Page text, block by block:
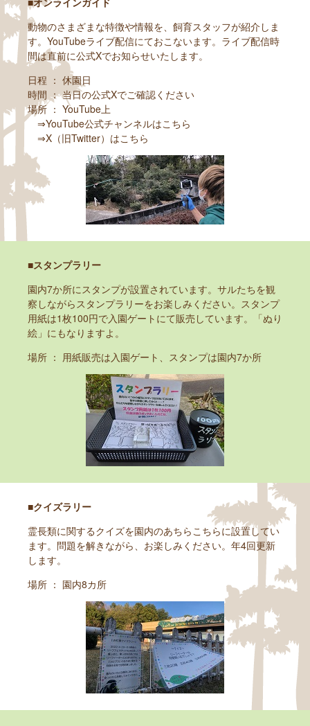
動物のさまざまな特徴や情報を、飼育スタッフが紹介しま
す。YouTubeライブ配信にておこないます。ライブ配信時
間は直前に公式Xでお知らせいたします。
日程 ： 休園日
時間 ： 当日の公式Xでご確認ください
場所 ： YouTube上
⇒YouTube公式チャンネルはこちら
⇒X（旧Twitter）はこちら
■スタンプラリー
園内7か所にスタンプが設置されています。サルたちを観
察しながらスタンプラリーをお楽しみください。スタンプ
用紙は1枚100円で入園ゲートにて販売しています。「ぬり
絵」にもなりますよ。
場所 ： 用紙販売は入園ゲート、スタンプは園内7か所
■クイズラリー
霊長類に関するクイズを園内のあちらこちらに設置してい
ます。問題を解きながら、お楽しみください。年4回更新
します。
場所 ： 園内8カ所